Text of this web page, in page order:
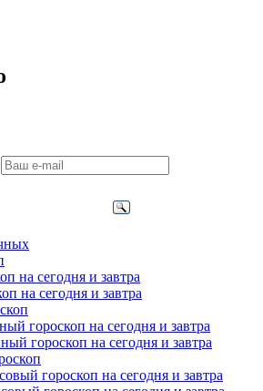
на сегодня и завтра
на сегодня и завтра
гороскоп на сегодня и завтра
гороскоп на сегодня и завтра
гороскоп на сегодня и завтра